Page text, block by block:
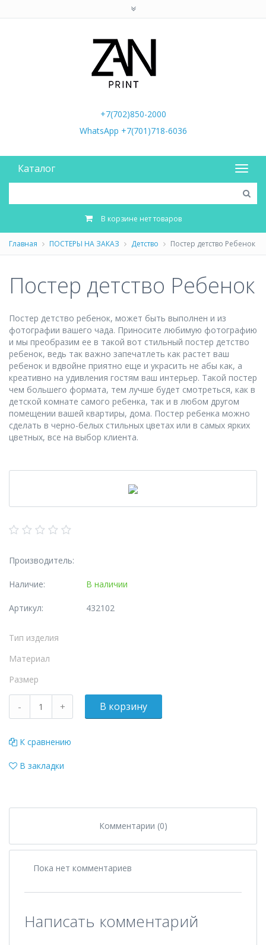
+7(702)850-2000
WhatsApp +7(701)718-6036
Каталог
В корзине нет товаров
Главная ПОСТЕРЫ НА ЗАКАЗ Детство Постер детство Ребенок
Постер детство Ребенок
Постер детство ребенок, может быть выполнен и из
фотографии вашего чада. Приносите любимую фотографию
и мы преобразим ее в такой вот стильный постер детство
ребенок, ведь так важно запечатлеть как растет ваш
ребенок и вдвойне приятно еще и украсить не абы как, а
креативно на удивления гостям ваш интерьер. Такой постер
чем большего формата, тем лучше будет смотреться, как в
детской комнате самого ребенка, так и в любом другом
помещении вашей квартиры, дома. Постер ребенка можно
сделать в черно-белых стильных цветах или в самых ярких
цветных, все на выбор клиента.
Производитель:
Наличие: В наличии
Артикул: 432102
Тип изделия
Материал
Размер
К сравнению
В закладки
Комментарии (0)
Пока нет комментариев
Написать комментарий